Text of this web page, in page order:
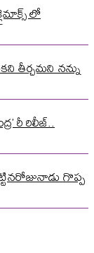
లో
తీర్చమని నన్ను
రీ రిలీజ్..
గొప్ప